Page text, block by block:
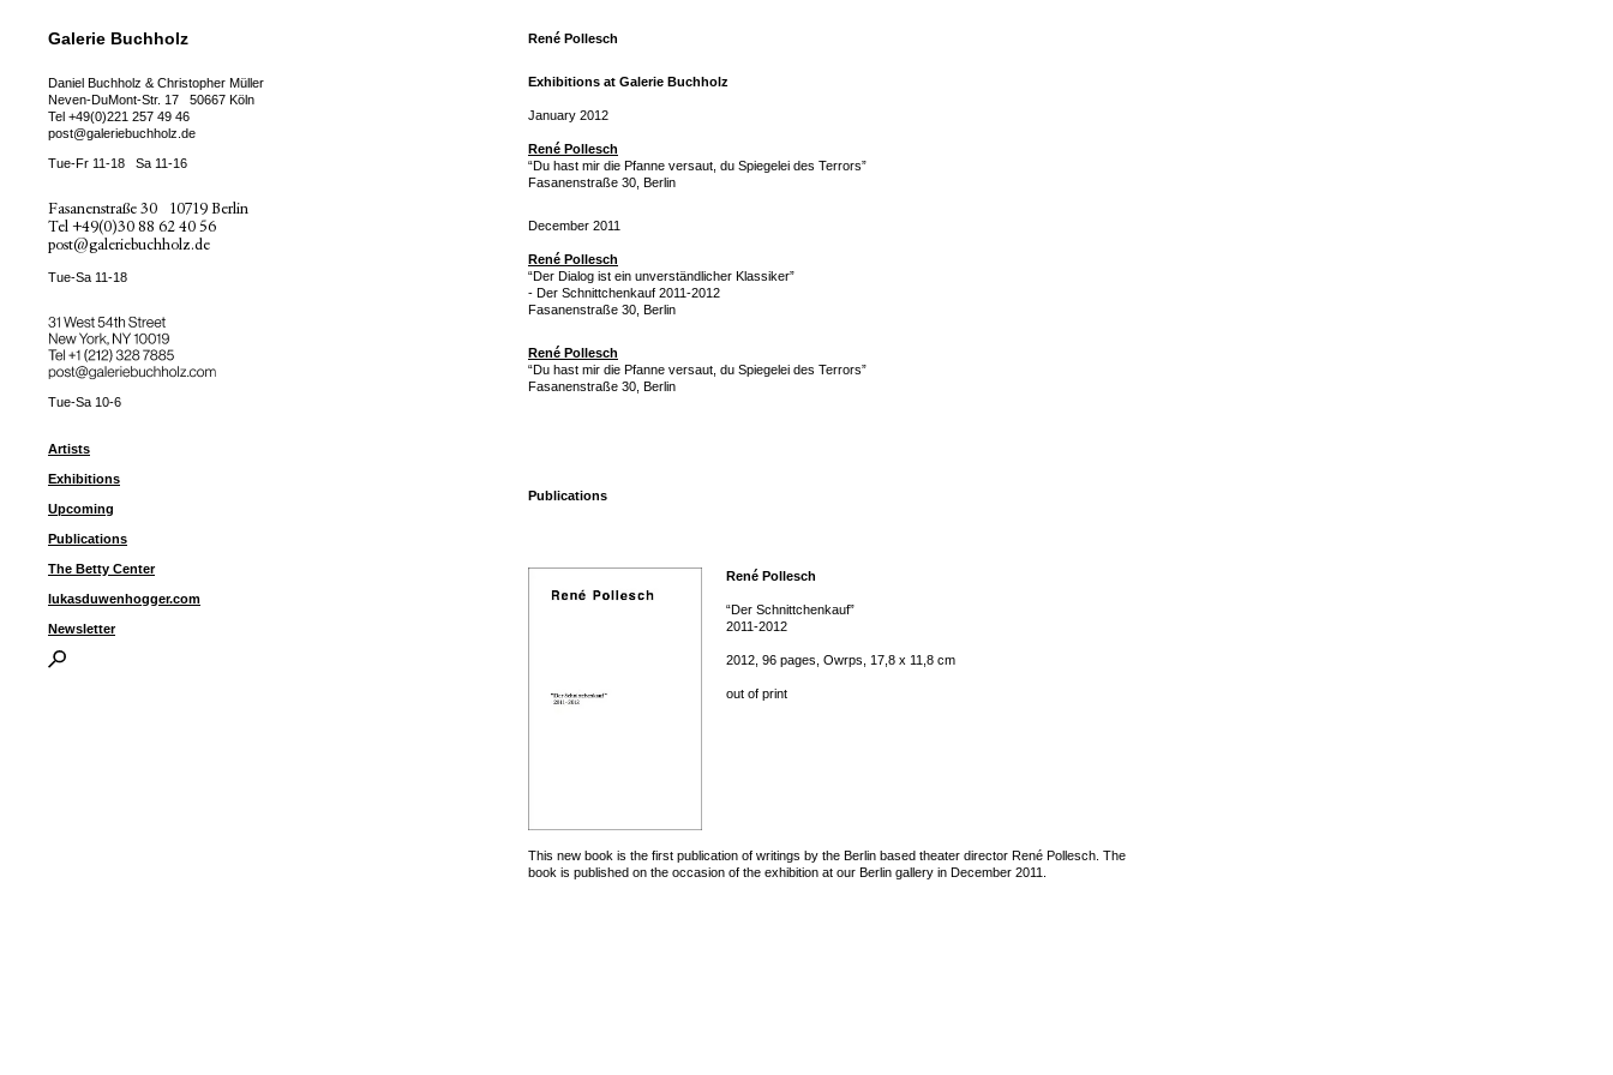
Galerie Buchholz
Daniel Buchholz & Christopher Müller
Neven-DuMont-Str. 17
50667 Köln
Tel +49(0)221 257 49 46
post@galeriebuchholz.de
Tue-Fr 11-18 Sa 11-16
Fasanenstraße 30
10719 Berlin
Tel +49(0)30 88 62 40 56
post@galeriebuchholz.de
Tue-Sa 11-18
31 West 54th Street
New York, NY 10019
Tel ++1 (212) 328 7885
post@galeriebuchholz.com
Tue-Sa 10-6
Artists
Exhibitions
Upcoming
Publications
The Betty Center
lukasduwenhogger.com
Newsletter
René Pollesch
Exhibitions at Galerie Buchholz
January 2012
René Pollesch
“Du hast mir die Pfanne versaut, du Spiegelei des Terrors”
Fasanenstraße 30, Berlin
December 2011
René Pollesch
“Der Dialog ist ein unverständlicher Klassiker”
- Der Schnittchenkauf 2011-2012
Fasanenstraße 30, Berlin
René Pollesch
“Du hast mir die Pfanne versaut, du Spiegelei des Terrors”
Fasanenstraße 30, Berlin
Publications
René Pollesch
“Der Schnittchenkauf”
2011-2012
2012, 96 pages, Owrps, 17,8 x 11,8 cm
out of print
This new book is the first publication of writings by the Berlin based theater director René Pollesch. The
book is published on the occasion of the exhibition at our Berlin gallery in December 2011.